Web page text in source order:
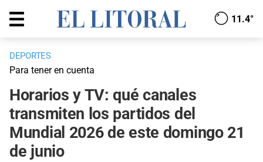
11.4°
DEPORTES
Para tener en cuenta
Horarios y TV: qué canales
transmiten los partidos del
Mundial 2026 de este domingo 21
de junio